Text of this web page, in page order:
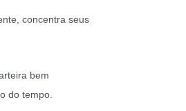
concentra seus
bem
do tempo.